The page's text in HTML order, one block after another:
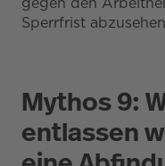
Sperrfrist
Mythos 9:
entlassen